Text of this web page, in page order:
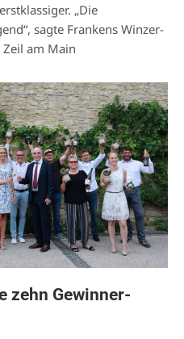
„Die
sagte Frankens Winzer-
am Main
zehn Gewinner-